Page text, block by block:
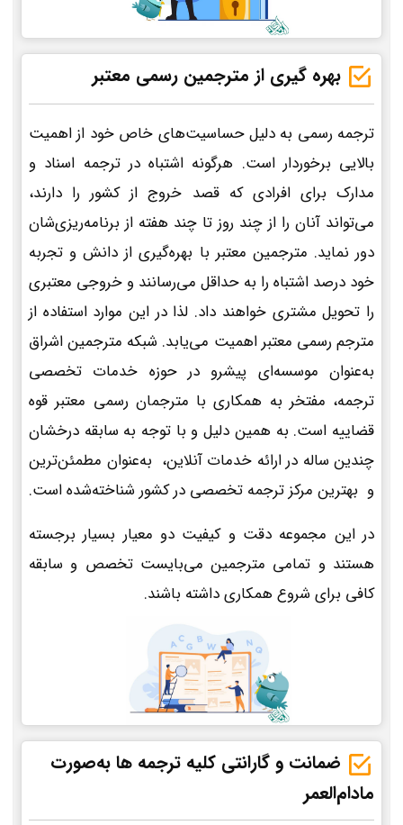
بهره گیری از مترجمین رسمی معتبر
ترجمه رسمی به دلیل حساسیت‌های خاص خود از اهمیت
بالایی برخوردار است. هرگونه اشتباه در ترجمه اسناد و
مدارک برای افرادی که قصد خروج از کشور را دارند،
می‌تواند آنان را از چند روز تا چند هفته از برنامه‌ریزی‌شان
دور نماید. مترجمین معتبر با بهره‌گیری از دانش و تجربه
خود درصد اشتباه را به حداقل می‌رسانند و خروجی معتبری
را تحویل مشتری خواهند داد. لذا در این موارد استفاده از
مترجم رسمی معتبر اهمیت می‌یابد. شبکه مترجمین اشراق
به‌عنوان موسسه‌ای پیشرو در حوزه خدمات تخصصی
ترجمه، مفتخر به همکاری با مترجمان رسمی معتبر قوه
قضاییه است. به همین دلیل و با توجه به سابقه درخشان
چندین ساله در ارائه خدمات آنلاین، به‌عنوان مطمئن‌ترین
و بهترین مرکز ترجمه تخصصی در کشور شناخته‌شده است.
در این مجموعه دقت و کیفیت دو معیار بسیار برجسته
هستند و تمامی مترجمین می‌بایست تخصص و سابقه
کافی برای شروع همکاری داشته باشند.
ضمانت و گارانتی کلیه ترجمه ها به‌صورت
مادام‌العمر